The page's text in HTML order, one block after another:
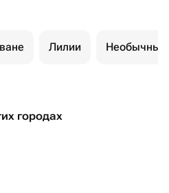
Лилии Необычные
городах